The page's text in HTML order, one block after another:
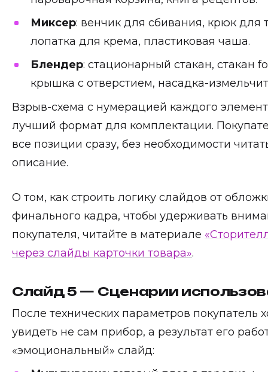
Миксер: венчик для сбивания, крюк для
лопатка для крема, пластиковая чаша.
Блендер: стационарный стакан, стакан
крышка с отверстием, насадка-
Взрыв-схема с нумерацией каждого
лучший формат для комплектации.
все позиции сразу, без необходимости
описание.
О том, как строить логику слайдов от
финального кадра, чтобы удерживать
покупателя, читайте в материале
через слайды карточки товара».
Слайд 5 — Сценарии
После технических параметров покупатель
увидеть не сам прибор, а результат его
«эмоциональный» слайд: